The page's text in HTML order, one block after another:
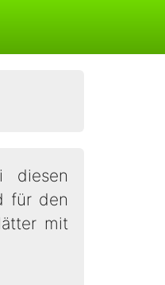
diesen
für den
mit